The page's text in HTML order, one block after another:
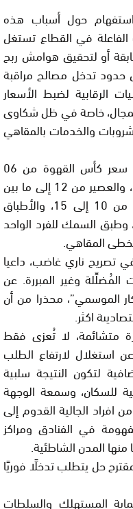
حول أسباب هذه
في القطاع تستغل
أو لتحقيق هوامش ربح
تدخل مصالح مراقبة
الرقابية لضبط الأسعار
خاصة في ظل شكاوى
والخدمات بالمقاهي
فوفق ما رصدته مصادرنا، قد ارتفع سعر كأس القهوة من 06
دراهم إلى 10 و12 بل الى 15 درهما ، والعصير من 12 إلى ما بين
25 و30 درهما، والمشروبات الغازية من 10 إلى 15، والأطباق
من 20 إلى 35 درهم، وطبق السمك للفرد الواحد
ناري غاضب، داعيا
المُضلِّلة وغير المبررة. عن
الموسمي”، محذرا من أن
اكثر.
متشائمة، لا تُعزى فقط
استغلال لارتفاع الطلب
لتكون النتيجة سلبية
للسكان، وسمعة الوجهة
افراد الجالية القدوم إلى
في الفنادق ومراكز
منها المدن الشاطئية.
حل يتطلب تدخلًا فوريًا
المستهلك والسلطات